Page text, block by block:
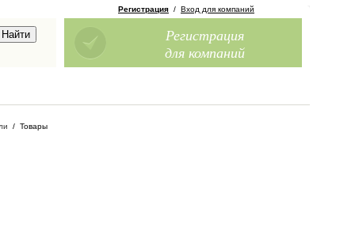
Регистрация / Вход для компаний
Регистрация
для компаний
/ Товары